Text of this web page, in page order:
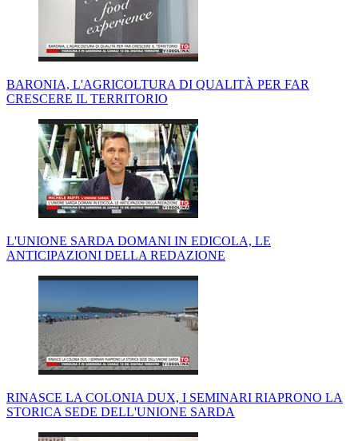
BARONIA, L'AGRICOLTURA DI QUALITÀ PER FAR
CRESCERE IL TERRITORIO
L'UNIONE SARDA DOMANI IN EDICOLA, LE
ANTICIPAZIONI DELLA REDAZIONE
RINASCE LA COLONIA DUX, I SEMINARI RIAPRONO LA
STORICA SEDE DELL'UNIONE SARDA